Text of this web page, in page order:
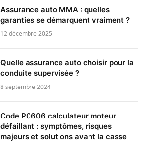
Assurance auto MMA : quelles
garanties se démarquent vraiment ?
12 décembre 2025
Quelle assurance auto choisir pour la
conduite supervisée ?
8 septembre 2024
Code P0606 calculateur moteur
défaillant : symptômes, risques
majeurs et solutions avant la casse